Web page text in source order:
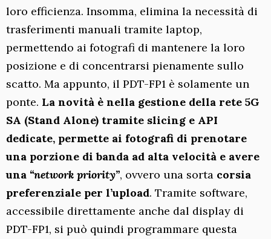
loro efficienza. Insomma, elimina la necessità di
trasferimenti manuali tramite laptop,
permettendo ai fotografi di mantenere la loro
posizione e di concentrarsi pienamente sullo
scatto. Ma appunto, il PDT-FP1 è solamente un
ponte. La novità è nella gestione della rete 5G
SA (Stand Alone) tramite slicing e API
dedicate, permette ai fotografi di prenotare
una porzione di banda ad alta velocità e avere
una “network priority”, ovvero una sorta corsia
preferenziale per l’upload. Tramite software,
accessibile direttamente anche dal display di
PDT-FP1, si può quindi programmare questa